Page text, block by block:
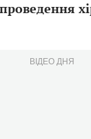
ВІДЕО ДНЯ